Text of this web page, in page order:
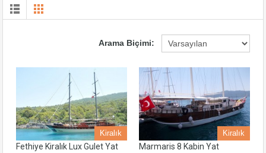
Arama Biçimi:
Kiralık
Fethiye Kiralık Lux Gulet Yat
Kiralık
Marmaris 8 Kabin Yat